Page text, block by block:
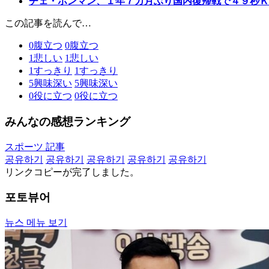
この記事を読んで…
0腹立つ 0腹立つ
1悲しい 1悲しい
1すっきり 1すっきり
5興味深い 5興味深い
0役に立つ 0役に立つ
みんなの感想ランキング
スポーツ 記事
공유하기
공유하기 공유하기 공유하기
공유하기
リンクコピーが完了しました。
포토뷰어
뉴스 메뉴 보기